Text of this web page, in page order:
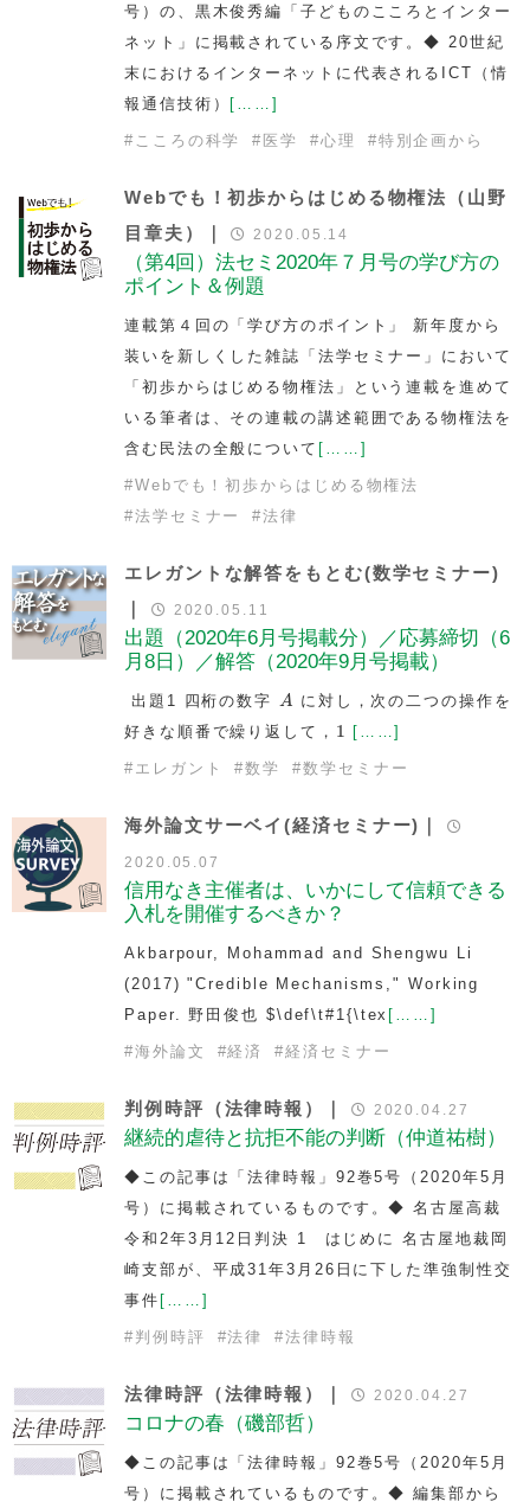
号）の、黒木俊秀編「子どものこころとインター
ネット」に掲載されている序文です。◆ 20世紀
末におけるインターネットに代表されるICT（情
報通信技術） [……]
# こころの科学 # 医学 #心理 #特別企画から
Webでも！初歩からはじめる物権法（山野
目章夫）｜
2020.05.14
（第4回）法セミ2020年７月号の学び方の
ポイント＆例題
連載第４回の「学び方のポイント」 新年度から
装いを新しくした雑誌「法学セミナー」において
「初歩からはじめる物権法」という連載を進めて
いる筆者は、その連載の講述範囲である物権法を
含む民法の全般について [……]
#Webでも！初歩からはじめる物権法
#法学セミナー #法律
エレガントな解答をもとむ(数学セミナー)
2020.05.11
出題（2020年6月号掲載分）／応募締切（6
月8日）／解答（2020年9月号掲載）
出題1 四桁の数字 A
A
に対し，次の二つの操作を
好きな順番で繰り返して， 11 [……]
# エレガント #数学 #数学セミナー
海外論文サーベイ(経済セミナー)｜
2020.05.07
信用なき主催者は、いかにして信頼できる
入札を開催するべきか？
Akbarpour, Mohammad and Shengwu Li
(2017) "Credible Mechanisms," Working
Paper. 野田俊也 $\def\t#1{\tex [……]
#海外論文 #経済 #経済セミナー
判例時評（法律時報）｜ 2020.04.27
継続的虐待と抗拒不能の判断（仲道祐樹）
◆この記事は「法律時報」92巻5号（2020年5月
号）に掲載されているものです。◆ 名古屋高裁
令和2年3月12日判決 1 はじめに 名古屋地裁岡
崎支部が、平成31年3月26日に下した準強制性交
事件 [……]
# 判例時評 #法律 #法律時報
法律時評（法律時報）｜ 2020.04.27
コロナの春（磯部哲）
◆この記事は「法律時報」92巻5号（2020年5月
号）に掲載されているものです。◆ 編集部から